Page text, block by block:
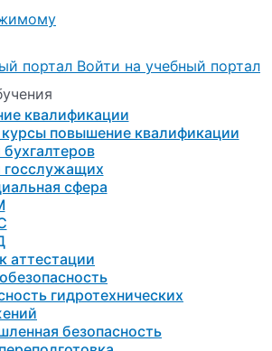
Войти на учебный портал
квалификации
курсы повышение квалификации
госслужащих
сфера
aттестации
гидротехнических
безопасность